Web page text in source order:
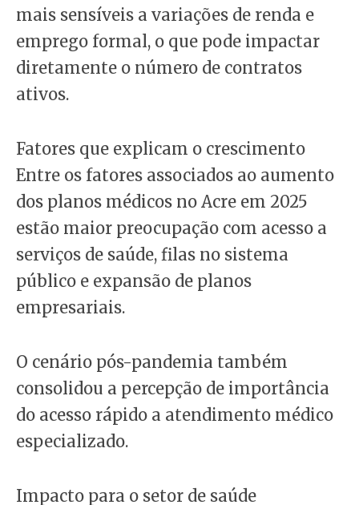
mais sensíveis a variações de renda e
emprego formal, o que pode impactar
diretamente o número de contratos
ativos.
Fatores que explicam o crescimento
Entre os fatores associados ao aumento
dos planos médicos no Acre em 2025
estão maior preocupação com acesso a
serviços de saúde, filas no sistema
público e expansão de planos
empresariais.
O cenário pós-pandemia também
consolidou a percepção de importância
do acesso rápido a atendimento médico
especializado.
Impacto para o setor de saúde